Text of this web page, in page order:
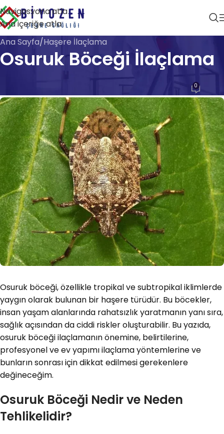
Navigasyona atla
Ana içeriğe atla
Ana Sayfa Haşere İlaçlama
Osuruk Böceği İlaçlama
HAŞERE İLAÇLAMA
0
Osuruk böceği, özellikle tropikal ve subtropikal iklimlerde
yaygın olarak bulunan bir haşere türüdür. Bu böcekler,
insan yaşam alanlarında rahatsızlık yaratmanın yanı sıra,
sağlık açısından da ciddi riskler oluşturabilir. Bu yazıda,
osuruk böceği ilaçlamanın önemine, belirtilerine,
profesyonel ve ev yapımı ilaçlama yöntemlerine ve
bunların sonrası için dikkat edilmesi gerekenlere
değineceğim.
Osuruk Böceği Nedir ve Neden
Tehlikelidir?